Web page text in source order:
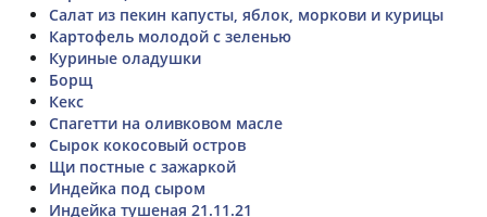
Салат из пекин капусты, яблок, моркови и курицы
Картофель молодой с зеленью
Куриные оладушки
Борщ
Кекс
Спагетти на оливковом масле
Сырок кокосовый остров
Щи постные с зажаркой
Индейка под сыром
Индейка тушеная 21.11.21